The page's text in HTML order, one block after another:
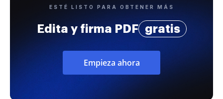
ESTÉ LISTO PARA OBTENER MÁS
Edita y firma PDF gratis
Empieza ahora